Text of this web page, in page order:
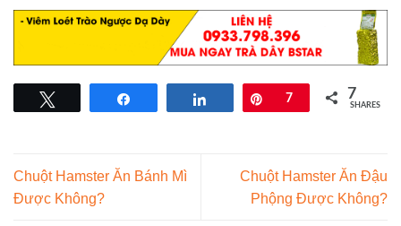
Pin
7 7
SHARES
Chuột Hamster Ăn Bánh Mì
Được Không?
Chuột Hamster Ăn Đậu
Phộng Được Không?